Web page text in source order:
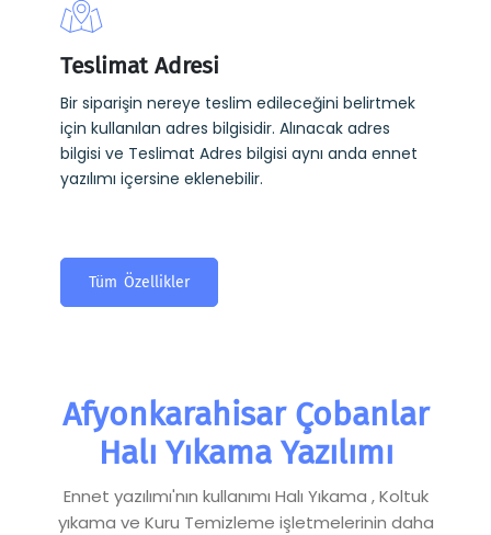
Teslimat Adresi
Bir siparişin nereye teslim edileceğini belirtmek
için kullanılan adres bilgisidir. Alınacak adres
bilgisi ve Teslimat Adres bilgisi aynı anda ennet
yazılımı içersine eklenebilir.
Tüm Özellikler
Afyonkarahisar Çobanlar
Halı Yıkama Yazılımı
Ennet yazılımı'nın kullanımı Halı Yıkama , Koltuk
yıkama ve Kuru Temizleme işletmelerinin daha